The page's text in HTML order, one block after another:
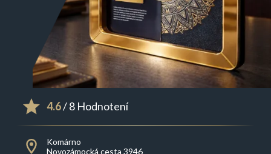
4.6/ 8 Hodnotení
Komárno
Novozámocká cesta 3946